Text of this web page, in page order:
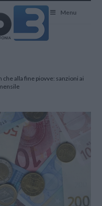
Menu
che alla fine piovve: sanzioni ai